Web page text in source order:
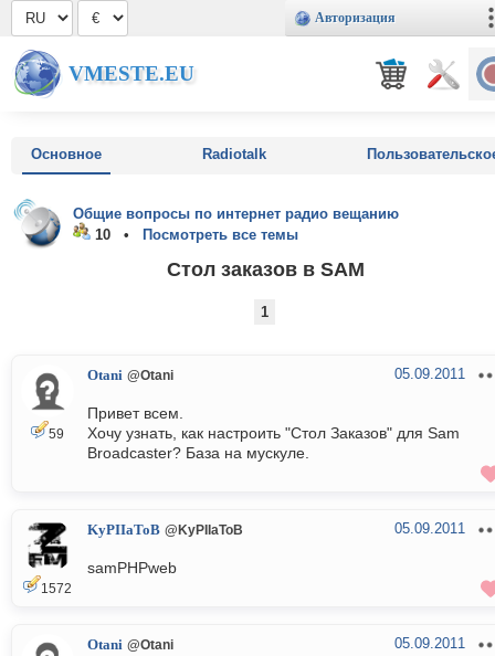
Авторизация
VMESTE.EU
Основное Radiotalk
Общие вопросы по интернет радио вещанию
10 •
Посмотреть все темы
Стол заказов в SAM
1
59
Otani @Otani 05.09.2011
Привет всем.
Хочу узнать, как настроить "Стол Заказов" для Sam
Broadcaster? База на мускуле.
1572
KyPIIaToB @KyPIIaToB 05.09.2011
samPHPweb
Otani @Otani 05.09.2011